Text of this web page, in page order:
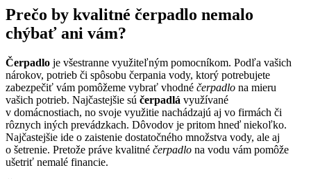
Prečo by kvalitné čerpadlo nemalo
chýbať ani vám?
Čerpadlo je všestranne využiteľným pomocníkom. Podľa vašich
nárokov, potrieb či spôsobu čerpania vody, ktorý potrebujete
zabezpečiť vám pomôžeme vybrať vhodné čerpadlo na mieru
vašich potrieb. Najčastejšie sú čerpadlá využívané
v domácnostiach, no svoje využitie nachádzajú aj vo firmách či
rôznych iných prevádzkach. Dôvodov je pritom hneď niekoľko.
Najčastejšie ide o zaistenie dostatočného množstva vody, ale aj
o šetrenie. Pretože práve kvalitné čerpadlo na vodu vám pomôže
ušetriť nemalé financie.